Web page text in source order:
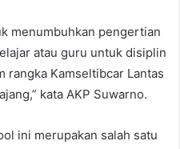
menumbuhkan pengertian
atau guru untuk disiplin
rangka Kamseltibcar Lantas
kata AKP Suwarno.
ini merupakan salah satu